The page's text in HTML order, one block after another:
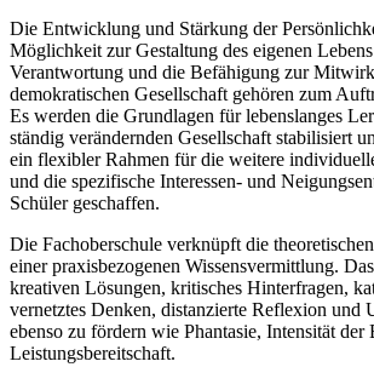
Die Entwicklung und Stärkung der
Möglichkeit zur Gestaltung des eigenen
Verantwortung und die Befähigung zur
demokratischen Gesellschaft gehören zum
Es werden die Grundlagen für lebenslanges
ständig verändernden Gesellschaft stabilisiert
ein flexibler Rahmen für die weitere
und die spezifische Interessen- und
Schüler geschaffen.
Die Fachoberschule verknüpft die
einer praxisbezogenen Wissensvermittlung.
kreativen Lösungen, kritisches Hinterfragen,
vernetztes Denken, distanzierte Reflexion und
ebenso zu fördern wie Phantasie, Intensität der
Leistungsbereitschaft.